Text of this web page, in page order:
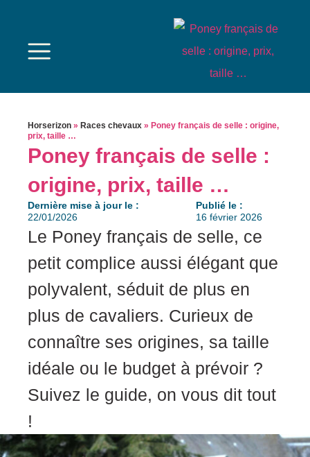
Horserizon » Races chevaux » Poney français de selle : origine,
prix, taille …
Poney français de selle :
origine, prix, taille …
Dernière mise à jour le :
22/01/2026
Publié le :
16 février 2026
Le Poney français de selle, ce
petit complice aussi élégant que
polyvalent, séduit de plus en
plus de cavaliers. Curieux de
connaître ses origines, sa taille
idéale ou le budget à prévoir ?
Suivez le guide, on vous dit tout
!